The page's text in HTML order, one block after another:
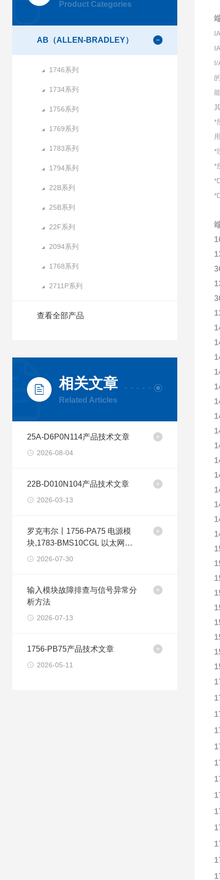
Product Categories
AB（ALLEN-BRADLEY）
1746系列
1734系列
1756系列
1769系列
1783系列
1794系列
22B系列
25B系列
22F系列
2094系列
1768系列
2711P系列
查看全部产品
相关文章
Related Articles
25A-D6P0N114产品技术文章
2026-08-04
22B-D010N104产品技术文章
2026-03-13
罗克韦尔丨1756-PA75 电源模
块,1783-BMS10CGL 以太网交
换机2026-07-30
输入模块故障排查与信号异常分
析方法
2026-07-13
1756-PB75产品技术文章
2026-05-11
I/
*
*
*